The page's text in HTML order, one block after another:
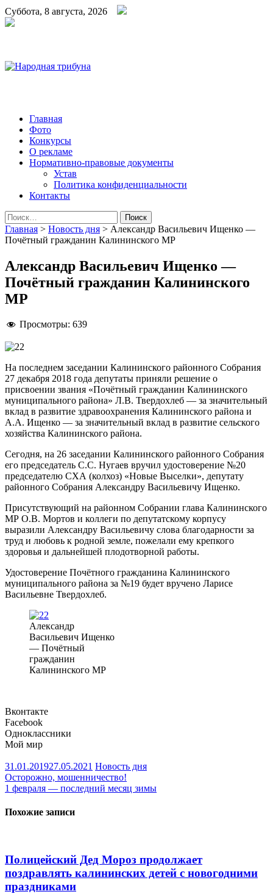
Суббота, 8 августа, 2026
Народная трибуна
Калининская районная газета
Главная
Фото
Конкурсы
О рекламе
Нормативно-правовые документы
Устав
Политика конфиденциальности
Контакты
Найти:
Главная > Новость дня > Александр Васильевич Ищенко —
Почётный гражданин Калининского МР
Александр Васильевич Ищенко —
Почётный гражданин Калининского
МР
Просмотры: 639
На последнем заседании Калининского районного Собрания
27 декабря 2018 года депутаты приняли решение о
присвоении звания «Почётный гражданин Калининского
муниципального района» Л.В. Твердохлеб — за значительный
вклад в развитие здравоохранения Калининского района и
А.А. Ищенко — за значительный вклад в развитие сельского
хозяйства Калининского района.
Сегодня, на 26 заседании Калининского районного Собрания
его председатель С.С. Нугаев вручил удостоверение №20
председателю СХА (колхоз) «Новые Выселки», депутату
районного Собрания Александру Васильевичу Ищенко.
Присутствующий на районном Собрании глава Калининского
МР О.В. Мортов и коллеги по депутатскому корпусу
выразили Александру Васильевичу слова благодарности за
труд и любовь к родной земле, пожелали ему крепкого
здоровья и дальнейшей плодотворной работы.
Удостоверение Почётного гражданина Калининского
муниципального района за №19 будет вручено Ларисе
Васильевне Твердохлеб.
Александр
Васильевич Ищенко
— Почётный
гражданин
Калининского МР
Вконтакте
Facebook
Одноклассники
Мой мир
31.01.201927.05.2021 Новость дня
Навигация
по
записям
Осторожно, мошенничество!
1 февраля — последний месяц зимы
Похожие записи
Полицейский Дед Мороз продолжает
поздравлять калининских детей с новогодними
праздниками